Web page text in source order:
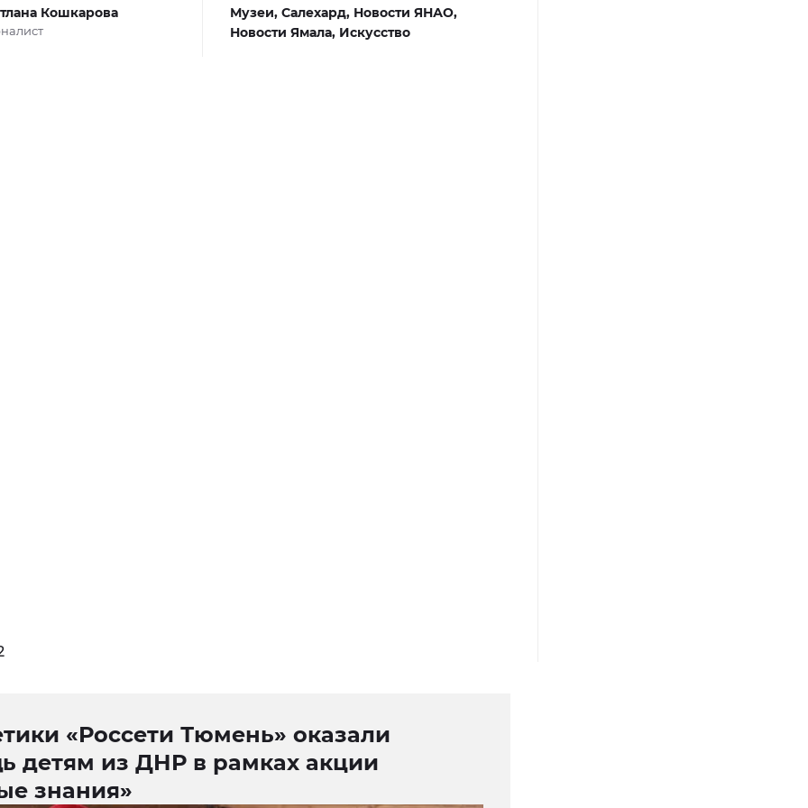
Кошкарова Музеи, Салехард, Новости ЯНАО,
Новости Ямала, Искусство
«Россети Тюмень» оказали
детям из ДНР в рамках акции
знания»